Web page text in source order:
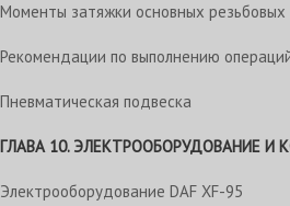
Моменты затяжки основных
Рекомендации по выполнению
Пневматическая подвеска
ГЛАВА 10. ЭЛЕКТРООБОРУДОВАНИЕ И
Электрооборудование DAF XF-95